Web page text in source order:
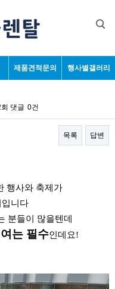
제품견적문의 행사별갤러리
댓글 0건
목록 답변
행사와 축제가
입니다
분들이 많을텐데
는 필수인데요!